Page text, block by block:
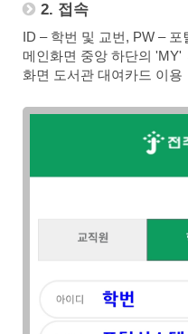
2. 접속
ID – 학번 및 교번, PW – 포
메인화면 중앙 하단의
화면 도서관 대여카드 이용